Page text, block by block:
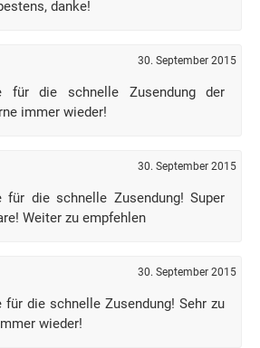
danke!
30. September 2015
für die schnelle Zusendung der
immer wieder!
30. September 2015
für die schnelle Zusendung! Super
Weiter zu empfehlen
30. September 2015
für die schnelle Zusendung! Sehr zu
wieder!